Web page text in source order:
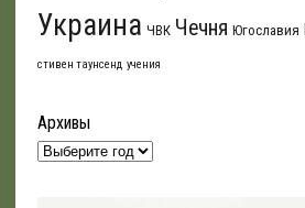
Украина ЧВК Чечня Югославия
стивен таунсенд учения
Архивы